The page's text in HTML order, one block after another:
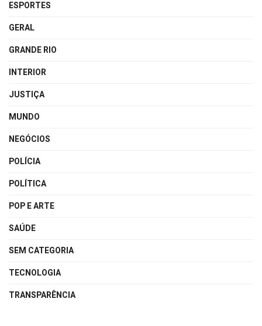
ESPORTES
GERAL
GRANDE RIO
INTERIOR
JUSTIÇA
MUNDO
NEGÓCIOS
POLÍCIA
POLÍTICA
POP E ARTE
SAÚDE
SEM CATEGORIA
TECNOLOGIA
TRANSPARÊNCIA